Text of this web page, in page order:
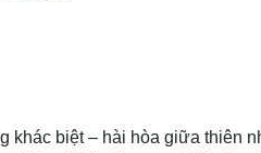
biệt – hài hòa giữa thiên